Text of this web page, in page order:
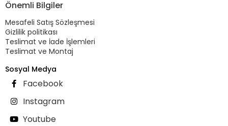
Önemli Bilgiler
Mesafeli Satış Sözleşmesi
Gizlilik politikası
Teslimat ve İade İşlemleri
Teslimat ve Montaj
Sosyal Medya
Facebook
Instagram
Youtube